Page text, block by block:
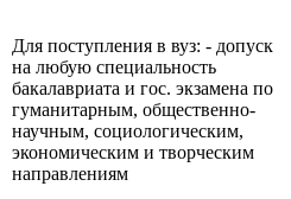
Для поступления в вуз: - допуск
на любую специальность
бакалавриата и гос. экзамена по
гуманитарным, общественно-
научным, социологическим,
экономическим и творческим
направлениям